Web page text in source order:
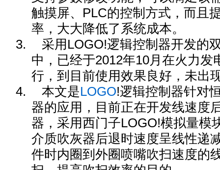
触摸屏、PLC的控制方式，而且
率，大大降低了系统成本。
3.
采用LOGO!逻辑控制器开发的
中，已经于2012年10月在火力发
行，到目前使用效果良好，未出
4.
本文是LOGO!逻辑控制器针对
器的应用，目前正在开发线速度
器，采用西门子LOGO!模拟量模
介质吹灰器后退时速度呈线性递
件时内圈到外圈喷嘴吹扫速度的